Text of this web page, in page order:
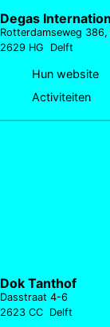
Degas
Rotterdamseweg 386,
2629 HG Delft
Hun website
Activiteiten
Dok Tanthof
Dasstraat 4-6
2623 CC Delft